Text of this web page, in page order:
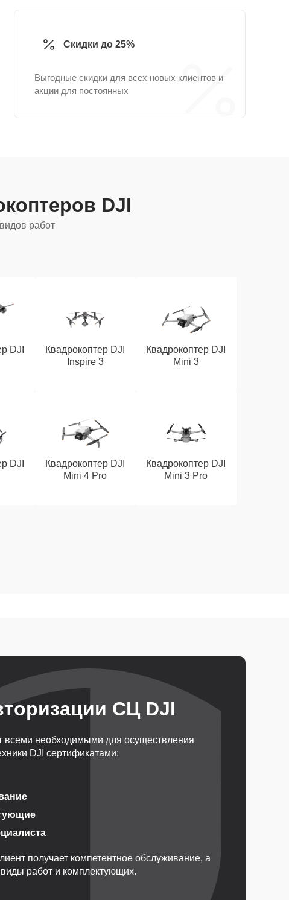
Скидки до 25%
Выгодные скидки для всех новых клиентов и
акции для постоянных
DJI
работ
DJI
Квадрокоптер DJI
Inspire 3
Квадрокоптер DJI
Mini 3
DJI
Квадрокоптер DJI
Mini 4 Pro
Квадрокоптер DJI
Mini 3 Pro
СЦ DJI
всеми необходимыми для осуществления
DJI сертификатами:
получает компетентное обслуживание, а
работ и комплектующих.